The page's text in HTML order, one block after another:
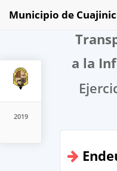
2019
Municipio de
a la